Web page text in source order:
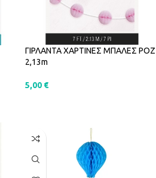
ΓΙΡΛΑΝΤΑ ΧΑΡΤΙΝΕΣ ΜΠΑΛΕΣ ΡΟΖ
2,13m
5,00 €